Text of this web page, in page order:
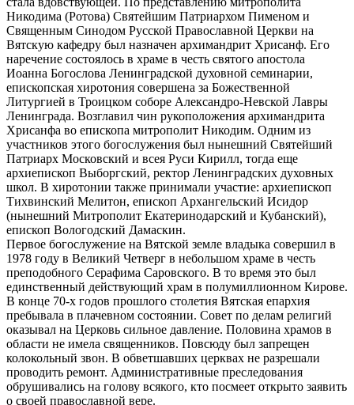
Никодима (Ротова) Святейшим Патриархом Пименом и
Священным Синодом Русской Православной Церкви на
Вятскую кафедру был назначен архимандрит Хрисанф. Его
наречение состоялось в храме в честь святого апостола
Иоанна Богослова Ленинградской духовной семинарии,
епископская хиротония совершена за Божественной
Литургией в Троицком соборе Александро-Невской Лавры
Ленинграда. Возглавил чин рукоположения архимандрита
Хрисанфа во епископа митрополит Никодим. Одним из
участников этого богослужения был нынешний Святейший
Патриарх Московский и всея Руси Кирилл, тогда еще
архиепископ Выборгский, ректор Ленинградских духовных
школ. В хиротонии также принимали участие: архиепископ
Тихвинский Мелитон, епископ Архангельский Исидор
(нынешний Митрополит Екатеринодарский и Кубанский),
епископ Вологодский Дамаскин.
Первое богослужение на Вятской земле владыка совершил в
1978 году в Великий Четверг в небольшом храме в честь
преподобного Серафима Саровского. В то время это был
единственный действующий храм в полумиллионном Кирове.
В конце 70-х годов прошлого столетия Вятская епархия
пребывала в плачевном состоянии. Совет по делам религий
оказывал на Церковь сильное давление. Половина храмов в
области не имела священников. Повсюду был запрещен
колокольный звон. В обветшавших церквах не разрешали
проводить ремонт. Административные преследования
обрушивались на голову всякого, кто посмеет открыто заявить
о своей православной вере.